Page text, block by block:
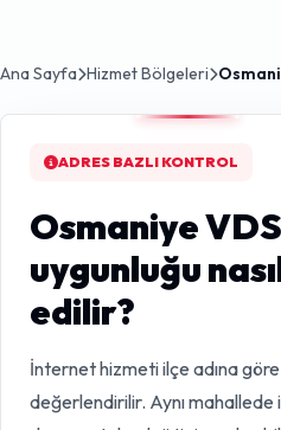
Ana Sayfa Hizmet Bölgeleri
ADRES BAZLI KONTROL
Osmaniye
uygunluğu
edilir?
İnternet hizmeti ilçe adına
değerlendirilir. Aynı